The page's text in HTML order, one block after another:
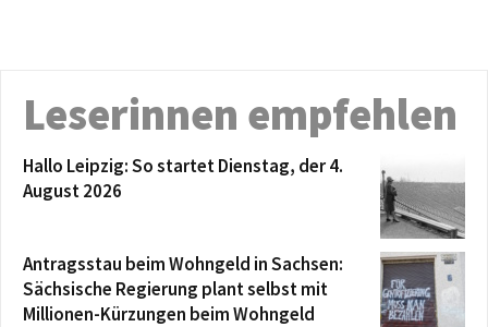
Leserinnen empfehlen
Hallo Leipzig: So startet Dienstag, der 4.
August 2026
Antragsstau beim Wohngeld in Sachsen:
Sächsische Regierung plant selbst mit
Millionen-Kürzungen beim Wohngeld